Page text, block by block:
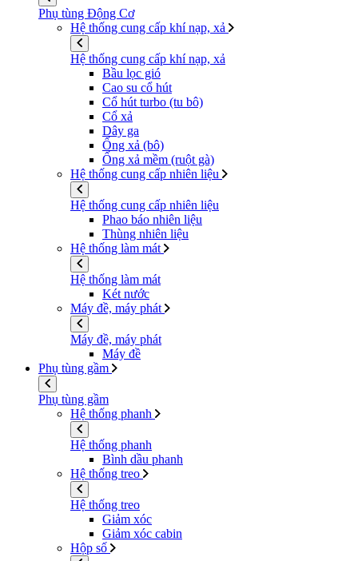
Phụ tùng Động Cơ
Hệ thống cung cấp khí nạp, xả
Hệ thống cung cấp khí nạp, xả
Bầu lọc gió
Cao su cổ hút
Cổ hút turbo (tu bô)
Cổ xả
Dây ga
Ống xả (bô)
Ống xả mềm (ruột gà)
Hệ thống cung cấp nhiên liệu
Hệ thống cung cấp nhiên liệu
Phao báo nhiên liệu
Thùng nhiên liệu
Hệ thống làm mát
Hệ thống làm mát
Két nước
Máy đề, máy phát
Máy đề, máy phát
Máy đề
Phụ tùng gầm
Phụ tùng gầm
Hệ thống phanh
Hệ thống phanh
Bình dầu phanh
Hệ thống treo
Hệ thống treo
Giảm xóc
Giảm xóc cabin
Hộp số